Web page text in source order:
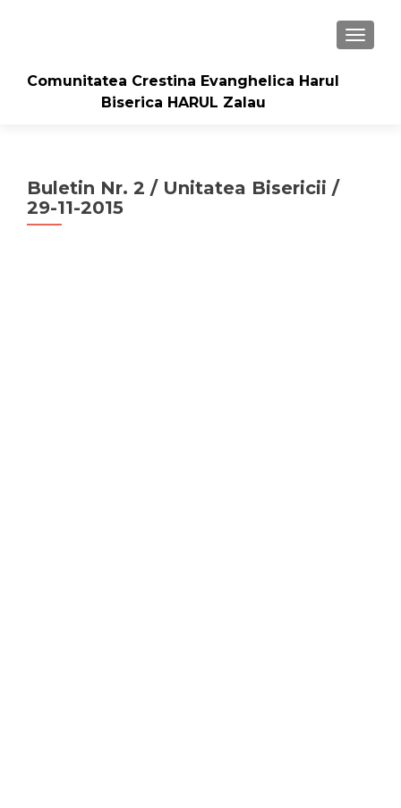
Comunitatea Crestina Evanghelica Harul
Biserica HARUL Zalau
Buletin Nr. 2 / Unitatea Bisericii /
29-11-2015